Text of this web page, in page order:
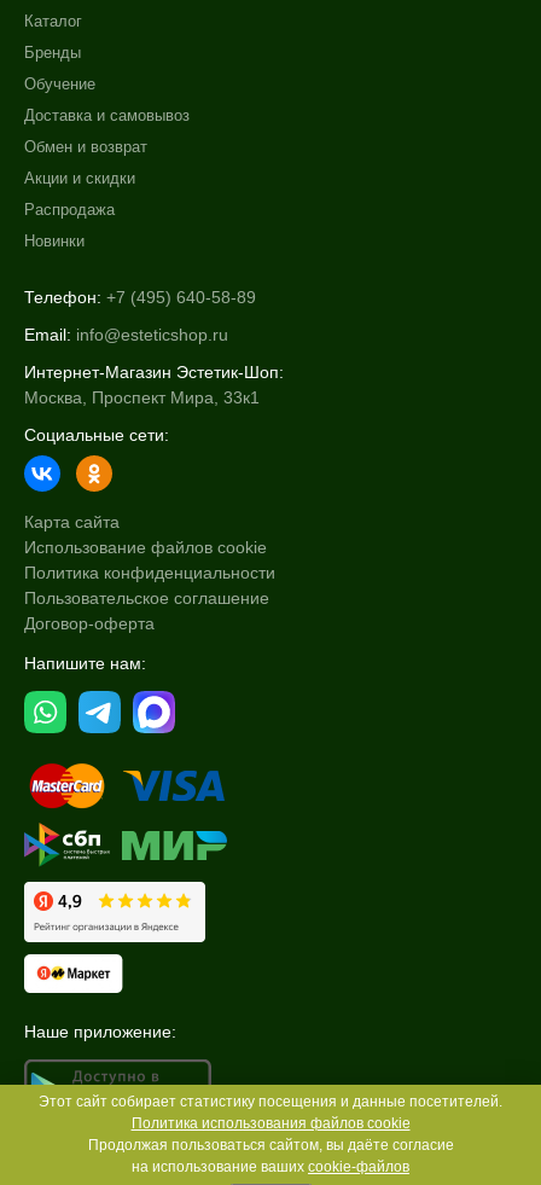
Каталог
Бренды
Обучение
Доставка и самовывоз
Обмен и возврат
Акции и скидки
Распродажа
Новинки
Телефон: +7 (495) 640-58-89
Email: info@esteticshop.ru
Интернет-Магазин Эстетик-Шоп:
Москва, Проспект Мира, 33к1
Социальные сети:
Карта сайта
Использование файлов cookie
Политика конфиденциальности
Пользовательское соглашение
Договор-оферта
Напишите нам:
Наше приложение:
Этот сайт собирает статистику посещения и данные посетителей.
Политика использования файлов cookie
Продолжая пользоваться сайтом, вы даёте согласие
на использование ваших cookie-файлов